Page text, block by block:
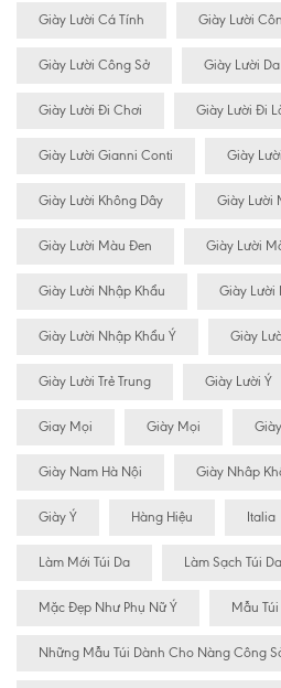
Giày Lười Cá Tính Giày Lười
Giày Lười Công Sở Giày Lười
Giày Lười Đi Chơi Giày Lười Đi
Giày Lười Gianni Conti Giày
Giày Lười Không Dây Giày Lười
Giày Lười Màu Đen Giày Lười
Giày Lười Nhập Khẩu Giày Lười
Giày Lười Nhập Khẩu Ý Giày
Giày Lười Trẻ Trung Giày Lười Ý
Giay Mọi Giày Mọi
Giày Nam Hà Nội Giày Nhâp
Giày Ý Hàng Hiệu Italia
Làm Mới Túi Da Làm Sạch Túi Da
Mặc Đẹp Như Phụ Nữ Ý Mẫu
Những Mẫu Túi Dành Cho Nàng Công